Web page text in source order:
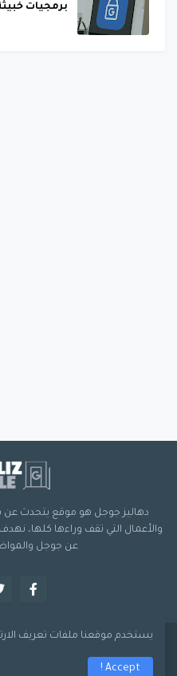
برمجيات
والأعمال التي تقف وراءها كلها،
عن جوجل
يستخدم موقعنا ملفات تعريف
Accept !